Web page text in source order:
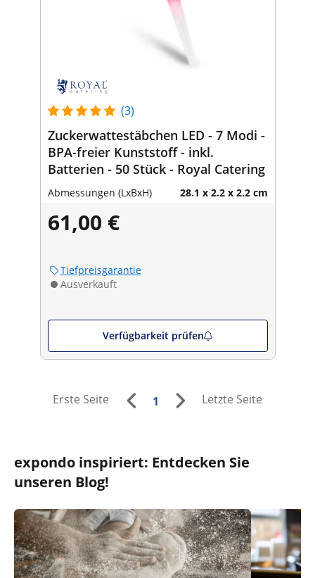
(3)
Zuckerwattestäbchen LED - 7 Modi -
BPA-freier Kunststoff - inkl.
Batterien - 50 Stück - Royal Catering
Abmessungen (LxBxH) 28.1 x 2.2 x 2.2 cm
61,00 €
Tiefpreisgarantie
Ausverkauft
Verfügbarkeit prüfen
Erste Seite 1 Letzte Seite
expondo inspiriert: Entdecken Sie
unseren Blog!